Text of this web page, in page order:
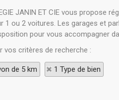
JANIN ET CIE vous propose
ou 2 voitures. Les garages et
pour vous accompagner
vos critères de recherche :
de 5 km 1 Type de bien